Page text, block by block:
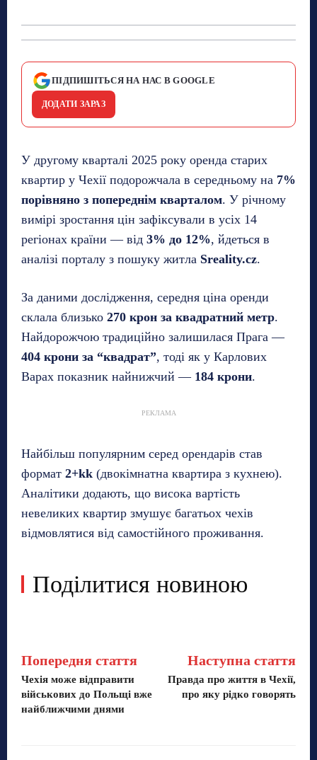
ПІДПИШІТЬСЯ НА НАС В GOOGLE
ДОДАТИ ЗАРАЗ
У другому кварталі 2025 року оренда старих
квартир у Чехії подорожчала в середньому на 7%
порівняно з попереднім кварталом. У річному
вимірі зростання цін зафіксували в усіх 14
регіонах країни — від 3% до 12%, йдеться в
аналізі порталу з пошуку житла Sreality.cz.
За даними дослідження, середня ціна оренди
склала близько 270 крон за квадратний метр.
Найдорожчою традиційно залишилася Прага —
404 крони за “квадрат”, тоді як у Карлових
Варах показник найнижчий — 184 крони.
РЕКЛАМА
Найбільш популярним серед орендарів став
формат 2+kk (двокімнатна квартира з кухнею).
Аналітики додають, що висока вартість
невеликих квартир змушує багатьох чехів
відмовлятися від самостійного проживання.
Поділитися новиною
Попередня стаття
Чехія може відправити
військових до Польщі вже
найближчими днями
Наступна стаття
Правда про життя в Чехії,
про яку рідко говорять